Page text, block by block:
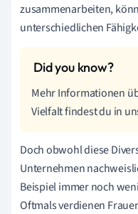
zusammenarbeiten,
unterschiedlichen
Mehr Informationen
Vielfalt findest du in
Doch obwohl diese
Unternehmen
Beispiel immer noch
Oftmals verdienen